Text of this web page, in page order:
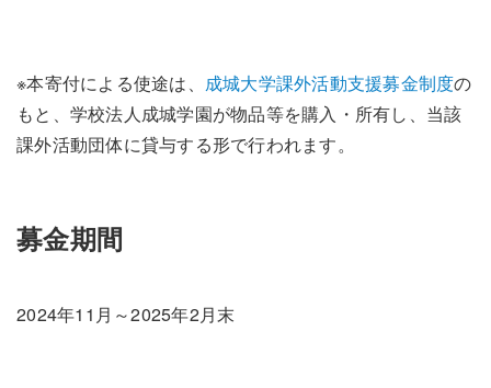
※本寄付による使途は、 成城大学課外活動支援募金制度の
もと、学校法人成城学園が物品等を購入・所有し、当該
課外活動団体に貸与する形で行われます。
募金期間
2024年11月～2025年2月末